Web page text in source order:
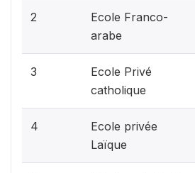
2
Ecole Franco-
arabe
3
Ecole Privé
catholique
4
Ecole privée
Laïque